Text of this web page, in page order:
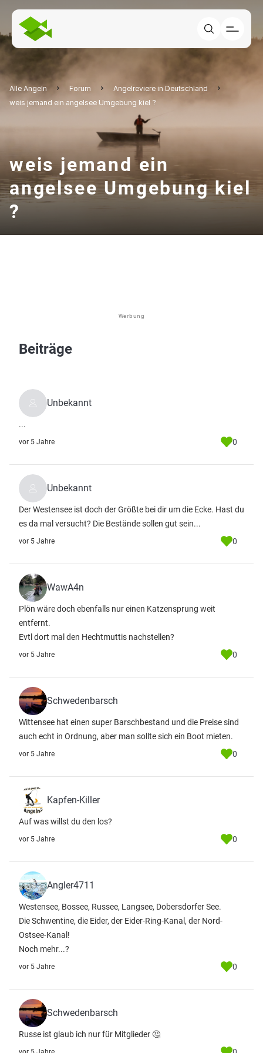
Alle Angeln Forum
Angelreviere in Deutschland
weis jemand ein angelsee Umgebung kiel ?
weis jemand ein
angelsee Umgebung kiel
?
Werbung
Beiträge
Unbekannt
...
vor 5 Jahre 0
Unbekannt
Der Westensee ist doch der Größte bei dir um die Ecke. Hast du
es da mal versucht? Die Bestände sollen gut sein...
vor 5 Jahre 0
WawA4n
Plön wäre doch ebenfalls nur einen Katzensprung weit
entfernt.
Evtl dort mal den Hechtmuttis nachstellen?
vor 5 Jahre 0
Schwedenbarsch
Wittensee hat einen super Barschbestand und die Preise sind
auch echt in Ordnung, aber man sollte sich ein Boot mieten.
vor 5 Jahre 0
Kapfen-Killer
Auf was willst du den los?
vor 5 Jahre 0
Angler4711
Westensee, Bossee, Russee, Langsee, Dobersdorfer See.
Die Schwentine, die Eider, der Eider-Ring-Kanal, der Nord-
Ostsee-Kanal!
Noch mehr...?
vor 5 Jahre 0
Schwedenbarsch
Russe ist glaub ich nur für Mitglieder 🤔